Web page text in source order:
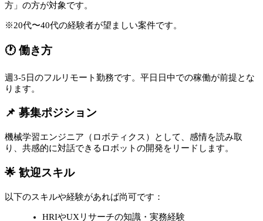
方」の方が対象です。
※20代〜40代の経験者が望ましい案件です。
🕐 働き方
週3-5日のフルリモート勤務です。平日日中での稼働が前提とな
ります。
📌 募集ポジション
機械学習エンジニア（ロボティクス）として、感情を読み取
り、共感的に対話できるロボットの開発をリードします。
🌟 歓迎スキル
以下のスキルや経験があれば尚可です：
HRIやUXリサーチの知識・実務経験